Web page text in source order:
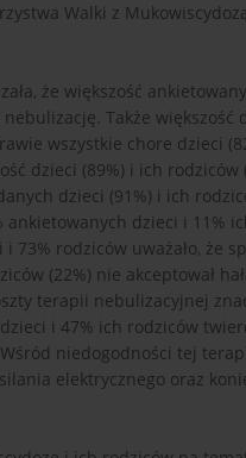
Walki z
że większość
Także większość
wszystkie chore dzieci
dzieci (89%) i ich
dzieci (91%) i ich
dzieci i 11%
73% rodziców uważało, że
(22%) nie akceptował
terapii nebulizacyjnej
i 47% ich rodziców
niedogodności tej
elektrycznego oraz